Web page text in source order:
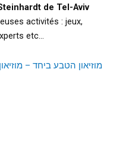
de Tel-Aviv
activités : jeux,
etc…
מוזיאון הטבע ביחד –